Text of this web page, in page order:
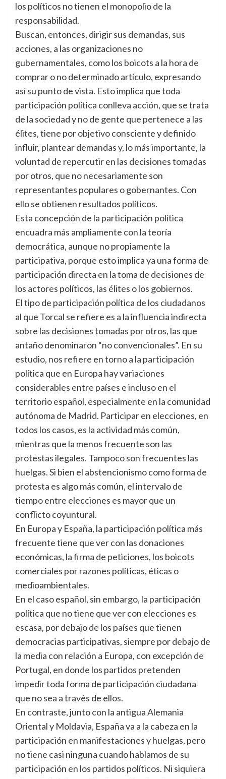
los políticos no tienen el monopolio de la
responsabilidad.
Buscan, entonces, dirigir sus demandas, sus
acciones, a las organizaciones no
gubernamentales, como los boicots a la hora de
comprar o no determinado artículo, expresando
así su punto de vista. Esto implica que toda
participación política conlleva acción, que se trata
de la sociedad y no de gente que pertenece a las
élites, tiene por objetivo consciente y definido
influir, plantear demandas y, lo más importante, la
voluntad de repercutir en las decisiones tomadas
por otros, que no necesariamente son
representantes populares o gobernantes. Con
ello se obtienen resultados políticos.
Esta concepción de la participación política
encuadra más ampliamente con la teoría
democrática, aunque no propiamente la
participativa, porque esto implica ya una forma de
participación directa en la toma de decisiones de
los actores políticos, las élites o los gobiernos.
El tipo de participación política de los ciudadanos
al que Torcal se refiere es a la influencia indirecta
sobre las decisiones tomadas por otros, las que
antaño denominaron “no convencionales”. En su
estudio, nos refiere en torno a la participación
política que en Europa hay variaciones
considerables entre países e incluso en el
territorio español, especialmente en la comunidad
autónoma de Madrid. Participar en elecciones, en
todos los casos, es la actividad más común,
mientras que la menos frecuente son las
protestas ilegales. Tampoco son frecuentes las
huelgas. Si bien el abstencionismo como forma de
protesta es algo más común, el intervalo de
tiempo entre elecciones es mayor que un
conflicto coyuntural.
En Europa y España, la participación política más
frecuente tiene que ver con las donaciones
económicas, la firma de peticiones, los boicots
comerciales por razones políticas, éticas o
medioambientales.
En el caso español, sin embargo, la participación
política que no tiene que ver con elecciones es
escasa, por debajo de los países que tienen
democracias participativas, siempre por debajo de
la media con relación a Europa, con excepción de
Portugal, en donde los partidos pretenden
impedir toda forma de participación ciudadana
que no sea a través de ellos.
En contraste, junto con la antigua Alemania
Oriental y Moldavia, España va a la cabeza en la
participación en manifestaciones y huelgas, pero
no tiene casi ninguna cuando hablamos de su
participación en los partidos políticos. Ni siquiera